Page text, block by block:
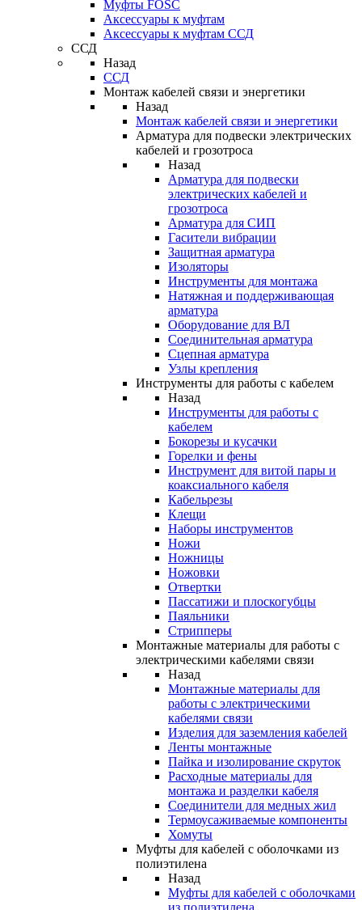
Муфты FOSC
Аксессуары к муфтам
Аксессуары к муфтам ССД
ССД
Назад
ССД
Монтаж кабелей связи и энергетики
Назад
Монтаж кабелей связи и энергетики
Арматура для подвески электрических
кабелей и грозотроса
Назад
Арматура для подвески
электрических кабелей и
грозотроса
Арматура для СИП
Гасители вибрации
Защитная арматура
Изоляторы
Инструменты для монтажа
Натяжная и поддерживающая
арматура
Оборудование для ВЛ
Соединительная арматура
Сцепная арматура
Узлы крепления
Инструменты для работы с кабелем
Назад
Инструменты для работы с
кабелем
Бокорезы и кусачки
Горелки и фены
Инструмент для витой пары и
коаксиального кабеля
Кабельрезы
Клещи
Наборы инструментов
Ножи
Ножницы
Ножовки
Отвертки
Пассатижи и плоскогубцы
Паяльники
Стрипперы
Монтажные материалы для работы с
электрическими кабелями связи
Назад
Монтажные материалы для
работы с электрическими
кабелями связи
Изделия для заземления кабелей
Ленты монтажные
Пайка и изолирование скруток
Расходные материалы для
монтажа и разделки кабеля
Соединители для медных жил
Термоусаживаемые компоненты
Хомуты
Муфты для кабелей с оболочками из
полиэтилена
Назад
Муфты для кабелей с оболочками
из полиэтилена